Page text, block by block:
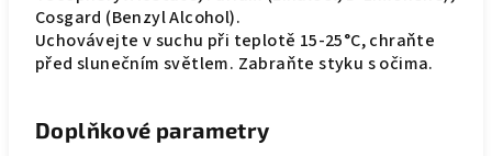
Cosgard (Benzyl Alcohol).
Uchovávejte v suchu při teplotě 15-25°C, chraňte
před slunečním světlem. Zabraňte styku s očima.
Doplňkové parametry